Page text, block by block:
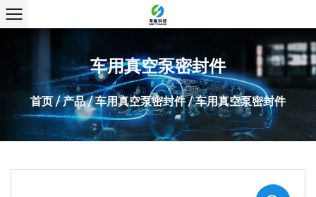
车用真空泵密封件
首页/产品/车用真空泵密封件/车用真空泵密封件